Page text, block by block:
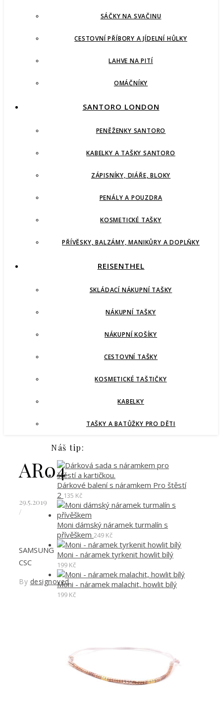
SÁČKY NA SVAČINU
CESTOVNÍ PŘÍBORY A JÍDELNÍ HŮLKY
LAHVE NA PITÍ
OMÁČNÍKY
SANTORO LONDON
PENĚŽENKY SANTORO
KABELKY A TAŠKY SANTORO
ZÁPISNÍKY, DIÁŘE, BLOKY
PENÁLY A POUZDRA
KOSMETICKÉ TAŠKY
PŘÍVĚSKY, BALZÁMY, MANIKŮRY A DOPLŇKY
REISENTHEL
SKLÁDACÍ NÁKUPNÍ TAŠKY
NÁKUPNÍ TAŠKY
NÁKUPNÍ KOŠÍKY
CESTOVNÍ TAŠKY
KOSMETICKÉ TAŠTIČKY
KABELKY
TAŠKY A BATŮŽKY PRO DĚTI
AR04
29.5.2019
/
SAMSUNG
CSC
By designoved
Náš tip:
Dárkové balení s náramkem Pro štěstí
2 135 Kč
Moni dámský náramek turmalín s
přívěškem 249 Kč
Moni - náramek tyrkenit howlit bílý
199 Kč
Moni - náramek malachit, howlit bílý
199 Kč